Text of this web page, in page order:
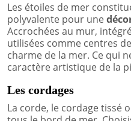
Les étoiles de mer
polyvalente pour une
Accrochées au mur,
utilisées comme centres
charme de la mer. Ce qui
caractère artistique de la
Les cordages
La corde, le cordage tissé